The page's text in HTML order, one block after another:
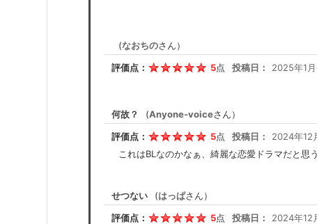
(なおちのさん）
評価点：
5点 投稿日： 2025年1
何故？ (Anyone-voiceさん）
評価点：
5点 投稿日：
2024年12
これはBLなのかなぁ、綺麗な恋愛ドラマだと思
せつない (はっぱさん）
評価点：
5点 投稿日：
2024年12